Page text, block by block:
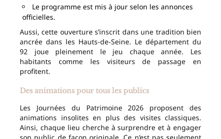
Le programme est mis à jour selon les annonces
officielles.
Aussi, cette ouverture s’inscrit dans une tradition bien
ancrée dans les Hauts-de-Seine. Le département du
92 joue pleinement le jeu chaque année. Les
habitants comme les visiteurs de passage en
profitent.
Des animations pour tous les publics
Les Journées du Patrimoine 2026 proposent des
animations insolites en plus des visites classiques.
Ainsi, chaque lieu cherche à surprendre et à engager